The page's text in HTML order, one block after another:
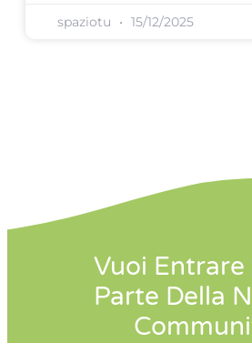
spaziotu 15/12/2025
Vuoi Entrare
Parte Della